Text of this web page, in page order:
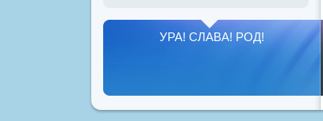
УРА! СЛАВА! РОД!